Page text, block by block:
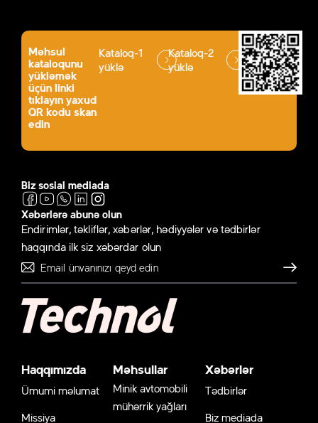
Məhsul
kataloqunu
yükləmək
üçün linki
tıklayın yaxud
QR kodu skan
edin
Kataloq-1
yüklə
Kataloq-2
yüklə
Biz sosial mediada
Xəbərlərə abunə olun
Endirimlər, təkliflər, xəbərlər, hədiyyələr və tədbirlər
haqqında ilk siz xəbərdar olun
Göndər
Haqqımızda
Ümumi məlumat
Missiya
Məhsullar
Minik avtomobili
mühərrik yağları
Xəbərlər
Tədbirlər
Biz mediada